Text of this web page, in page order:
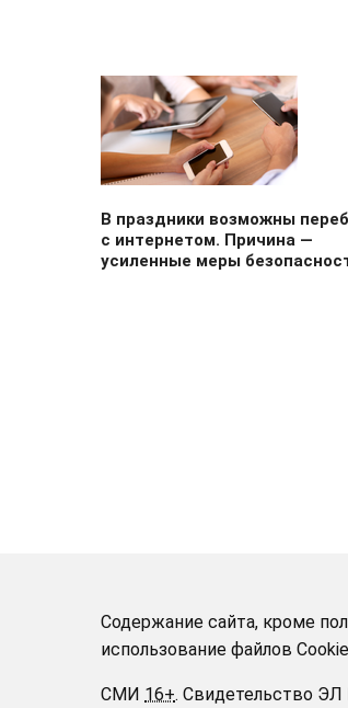
В праздники возможны
с интернетом. Причина —
усиленные меры
Содержание сайта, кроме
использование файлов
СМИ 16+. Свидетельство